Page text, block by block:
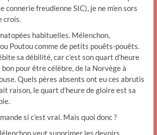
connerie freudienne SIC), je ne m’en sors
crois.
habituelles. Mélenchon,
Poutou comme de petits pouêts-pouêts.
sa débilité, car c’est son quart d’heure
pour être célèbre, de la Norvège à
Quels pères absents ont eu ces abrutis
raison, le quart d’heure de gloire est sa
si c’est vrai. Mais quoi donc ?
veut supprimer les devoirs.